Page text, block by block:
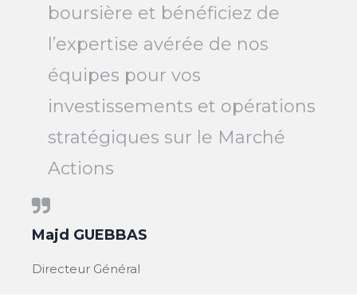
boursière et bénéficiez de
l’expertise avérée de nos
équipes pour vos
investissements et opérations
stratégiques sur le Marché
Actions
Majd GUEBBAS
Directeur Général